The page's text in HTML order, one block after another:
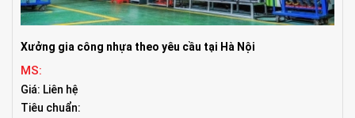
Xưởng gia công nhựa theo yêu cầu tại Hà Nội
MS:
Giá: Liên hệ
Tiêu chuẩn: